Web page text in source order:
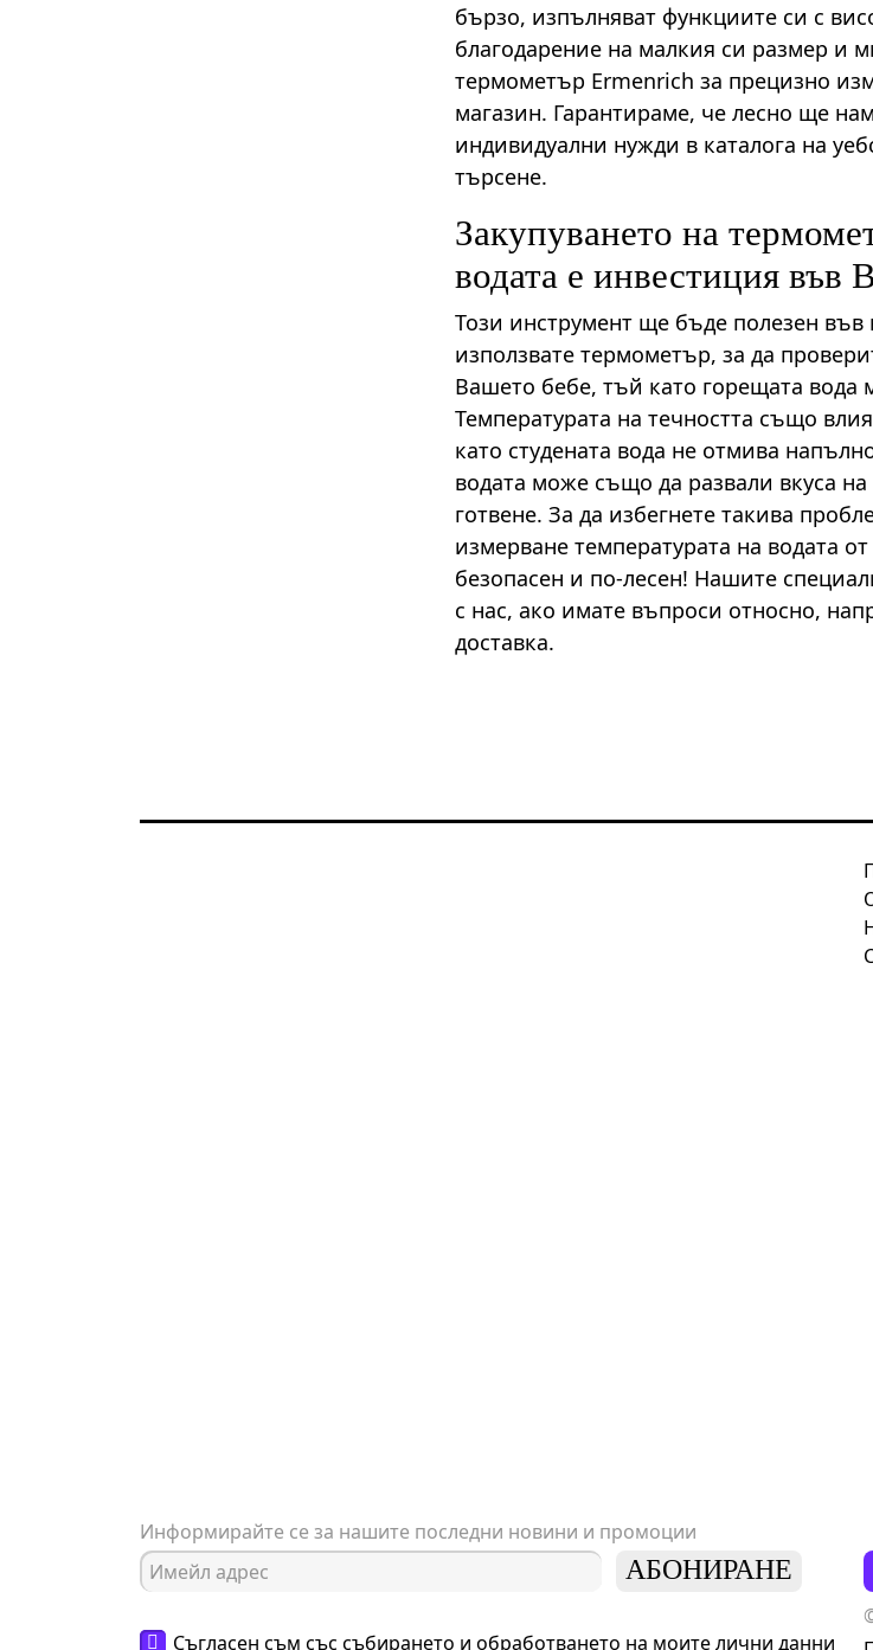
бързо, изпълняват функциите си с
благодарение на малкия си размер и
термометър Ermenrich за прецизно
магазин. Гарантираме, че лесно ще
индивидуални нужди в каталога на
търсене.
Закупуването на
водата е инвестиция във
Този инструмент ще бъде полезен
използвате термометър, за да
Вашето бебе, тъй като горещата
Температурата на течността също
като студената вода не отмива
водата може също да развали вкуса
готвене. За да избегнете такива
измерване температурата на водата
безопасен и по-лесен! Нашите
с нас, ако имате въпроси относно,
доставка.
Информирайте се за нашите последни новини и промоции
Съгласен съм със събирането и обработването на моителични данни
АБОНИРАНЕ